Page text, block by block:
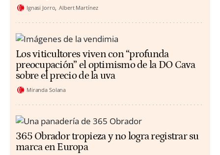
Ignasi Jorro Albert Martínez
Los viticultores viven con “profunda
preocupación” el optimismo de la DO Cava
sobre el precio de la uva
Miranda Solana
365 Obrador tropieza y no logra registrar su
marca en Europa